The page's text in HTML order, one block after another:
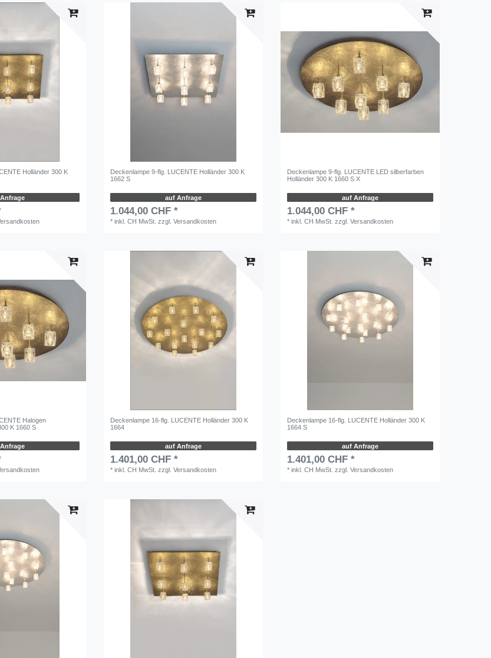
Holländer 300 K
Deckenlampe 9-flg. LUCENTE Holländer 300 K
1662 S
auf Anfrage
1.044,00 CHF *
*inkl. CH MwSt. zzgl.Versandkosten
Deckenlampe 9-flg. LUCENTE LED silberfarben
Holländer 300 K 1660 S X
auf Anfrage
1.044,00 CHF *
*inkl. CH MwSt. zzgl.Versandkosten
Halogen
K 1660 S
Deckenlampe 16-flg. LUCENTE Holländer 300 K
1664
auf Anfrage
1.401,00 CHF *
*inkl. CH MwSt. zzgl.Versandkosten
Deckenlampe 16-flg. LUCENTE Holländer 300 K
1664 S
auf Anfrage
1.401,00 CHF *
*inkl. CH MwSt. zzgl.Versandkosten